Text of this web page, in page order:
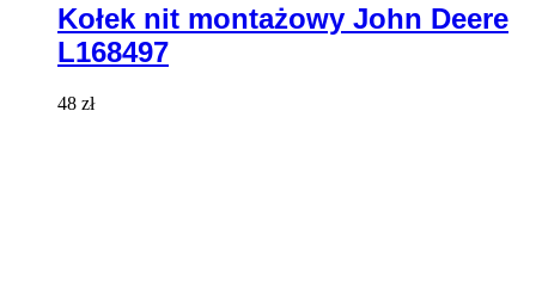
Kołek nit montażowy John Deere
L168497
48 zł